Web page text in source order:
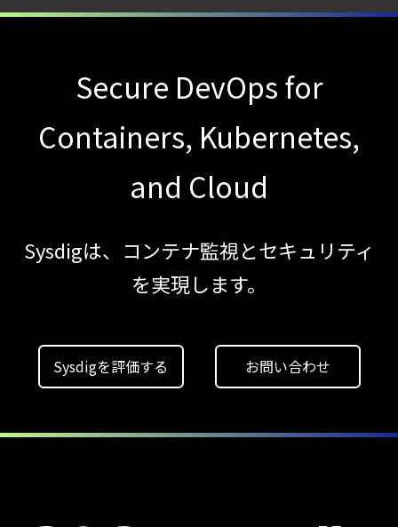
Agent
のための Headless
ガイド
【ブログ】
JADEPUFFER
エージェント型脅威アクターが
AI
ブログを更新しました
【ブログ】
Secure DevOps for
Containers, Kubernetes,
and Cloud
Sysdigは、コンテナ監視とセキュリティ
を実現します。
Sysdigを評価する お問い合わせ